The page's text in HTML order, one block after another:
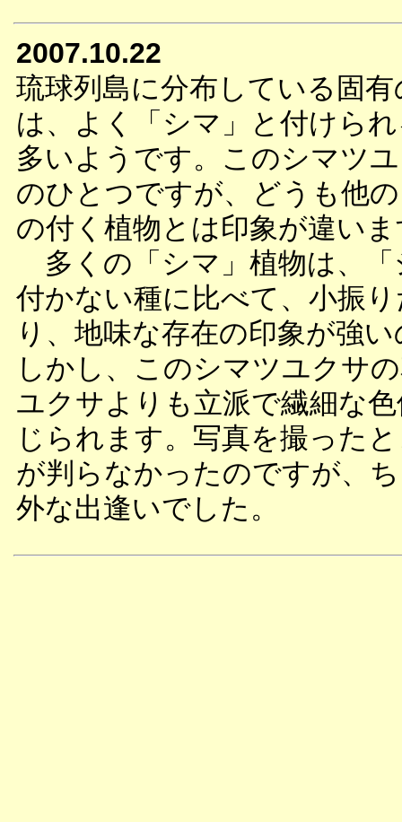
2007.10.22
琉球列島に分布している固
は、よく「シマ」と付けら
多いようです。このシマツ
のひとつですが、どうも他
の付く植物とは印象が違い
多くの「シマ」植物は、「
付かない種に比べて、小振
り、地味な存在の印象が強
しかし、このシマツユクサ
ユクサよりも立派で繊細な
じられます。写真を撮った
が判らなかったのですが、
外な出逢いでした。